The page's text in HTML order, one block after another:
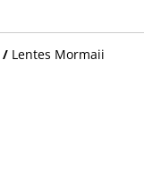
/ Lentes Mormaii